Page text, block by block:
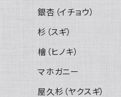
銀杏（イチョウ）
杉（スギ）
檜（ヒノキ）
マホガニー
屋久杉（ヤクスギ）